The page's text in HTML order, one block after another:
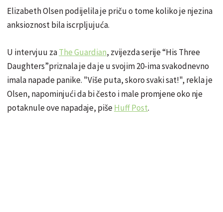
Elizabeth Olsen podijelila je priču o tome koliko je njezina
anksioznost bila iscrpljujuća.
U intervjuu zaThe Guardian, zvijezda serije “His Three
Daughters”priznala je da je u svojim 20-ima svakodnevno
imala napade panike. "Više puta, skoro svaki sat!", rekla je
Olsen, napominjući da bi često i male promjene oko nje
potaknule ove napadaje, pišeHuff Post.